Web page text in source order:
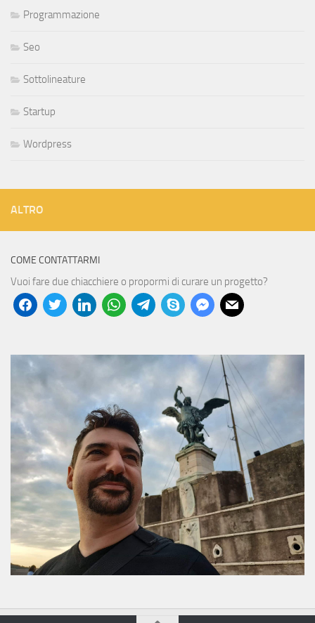
Programmazione
Seo
Sottolineature
Startup
Wordpress
ALTRO
COME CONTATTARMI
Vuoi fare due chiacchiere o propormi di curare un progetto?
facebooktwitter linkedinwhatsapptelegramskype messenger
mail